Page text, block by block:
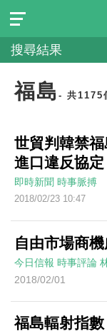
搜尋結果
福島 - 共1175
世貿判韓禁
進口違反協定
即時新聞 時事脈搏
2018/02/23 10:47
自由市場商
今日信報 時事評論
2018/02/01
福島輻射指數